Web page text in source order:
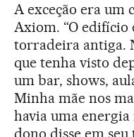
A exceção era um
Axiom. “O edifício
torradeira antiga.
que tenha visto
um bar, shows,
Minha mãe nos
havia uma